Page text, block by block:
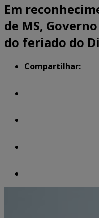
Em
de MS,
do feriado do
Compartilhar: